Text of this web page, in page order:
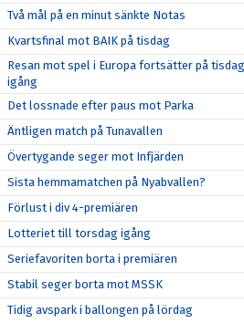
Två mål på en minut sänkte Notas
Kvartsfinal mot BAIK på tisdag
Resan mot spel i Europa fortsätter på
igång
Det lossnade efter paus mot Parka
Äntligen match på Tunavallen
Övertygande seger mot Infjärden
Sista hemmamatchen på Nyabvallen?
Förlust i div 4-premiären
Lotteriet till torsdag igång
Seriefavoriten borta i premiären
Stabil seger borta mot MSSK
Tidig avspark i ballongen på lördag